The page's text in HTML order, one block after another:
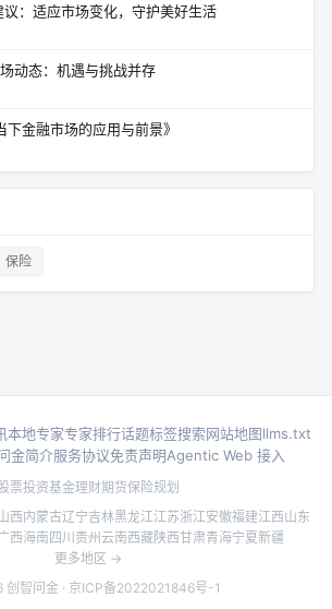
：适应市场变化，守护美好生活
动态：机遇与挑战并存
下金融市场的应用与前景》
保险
本地专家专家排行话题标签搜索网站地图llms.txt
金简介服务协议免责声明Agentic Web 接入
股票投资基金理财期货保险规划
西内蒙古辽宁吉林黑龙江江苏浙江安徽福建江西山东
西海南四川贵州云南西藏陕西甘肃青海宁夏新疆
更多地区 →
智问金 · 京ICP备2022021846号-1